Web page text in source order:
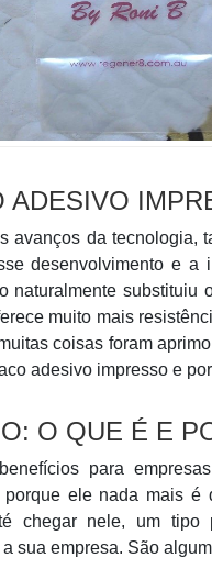
avanços da tecnologia,
desenvolvimento e
naturalmente
muito mais
coisas foram
adesivo impresso e
O QUE É E
para
ele nada mais
chegar nele, um
sua empresa. São